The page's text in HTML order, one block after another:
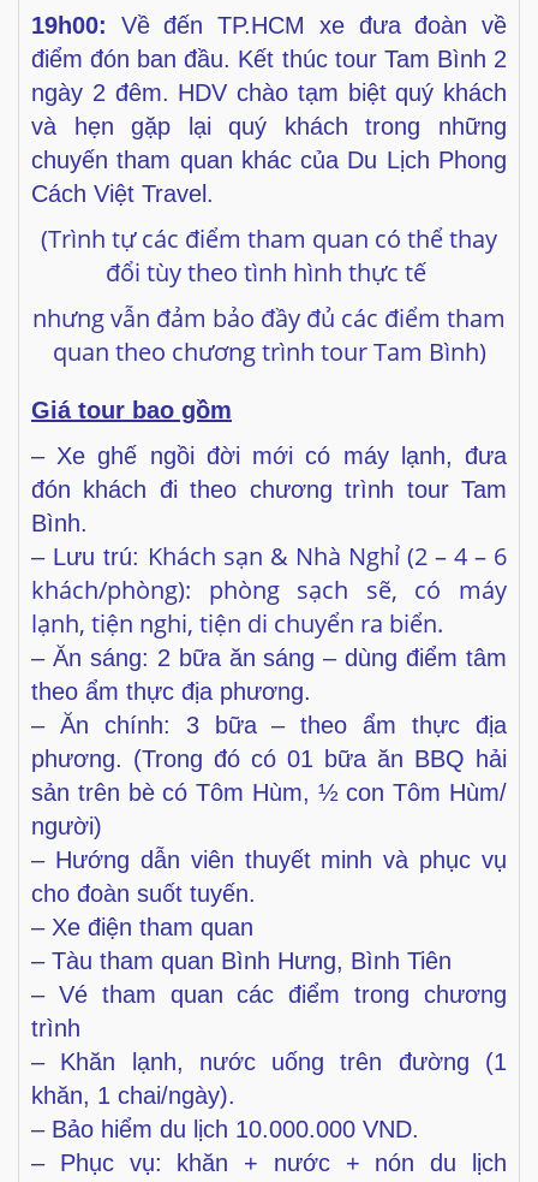
19h00: Về đến TP.HCM xe đưa đoàn về
điểm đón ban đầu. Kết thúc tour Tam Bình 2
ngày 2 đêm. HDV chào tạm biệtquý khách
và hẹn gặp lại quý khách trong những
chuyếntham quan khác của Du Lịch Phong
Cách Việt Travel.
(Trình tự các điểm tham quan có thể thay
đổi tùy theo tình hình thực tế
nhưng vẫn đảm bảo đầy đủ các điểm tham
quan theo chương trình tour Tam Bình)
Giá tour bao gồm
– Xe ghế ngồi đời mới có máy lạnh, đưa
đón khách đi theo chương trình tour Tam
Bình.
– Lưu trú: Khách sạn & Nhà Nghỉ (2 – 4 – 6
khách/phòng): phòng sạch sẽ, có máy
lạnh, tiện nghi, tiện di chuyển ra biển.
– Ăn sáng: 2 bữa ăn sáng – dùng điểm tâm
theo ẩm thực địa phương.
– Ăn chính: 3 bữa – theo ẩm thực địa
phương. (Trong đó có 01 bữa ăn BBQ hải
sản trên bè có Tôm Hùm, ½ con Tôm Hùm/
người)
– Hướng dẫn viên thuyết minh và phục vụ
cho đoàn suốt tuyến.
– Xe điện tham quan
– Tàu tham quan Bình Hưng, Bình Tiên
– Vé tham quan các điểm trong chương
trình
– Khăn lạnh, nước uống trên đường (1
khăn, 1 chai/ngày).
– Bảo hiểm du lịch 10.000.000 VND.
– Phục vụ: khăn + nước + nón du lịch